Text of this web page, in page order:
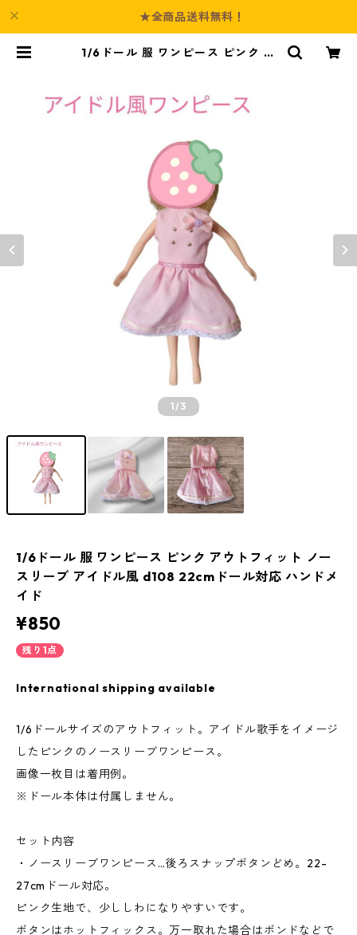
★全商品送料無料！
1/6ドール 服 ワンピース ピンク ア
1/3
1/6ドール 服 ワンピース ピンク アウトフィット ノー
スリーブ アイドル風 d108 22cmドール対応 ハンドメ
イド
¥850
残り1点
International shipping available
1/6ドールサイズのアウトフィット。アイドル歌手をイメージ
したピンクのノースリーブワンピース。
画像一枚目は着用例。
※ドール本体は付属しません。
セット内容
・ノースリーブワンピース…後ろスナップボタンどめ。22-
27cmドール対応。
ピンク生地で、少ししわになりやすいです。
ボタンはホットフィックス。万一取れた場合はボンドなどで